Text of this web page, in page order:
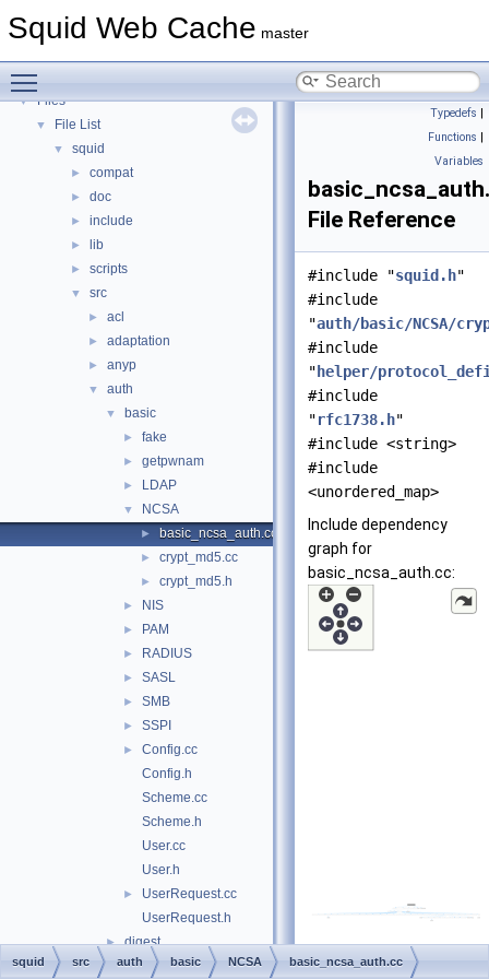
Squid Web Cache master
► Topics
►
▼ Files
▼ File List
▼ squid
► compat
► doc
► include
► lib
► scripts
▼ src
► acl
► adaptation
► anyp
▼ auth
▼ basic
► fake
► getpwnam
► LDAP
▼ NCSA
► basic_ncsa_auth.cc
► crypt_md5.cc
► crypt_md5.h
► NIS
► PAM
► RADIUS
► SASL
► SMB
► SSPI
►
Config.cc
Config.h
Scheme.cc
Scheme.h
User.cc
User.h
►
UserRequest.cc
UserRequest.h
► digest
► negotiate
Typedefs |
Functions |
Variables
File Reference
#include "squid.h"
#include
"auth/basic/NCSA/
#include
" helper/
#include
"rfc1738.h"
#include <string>
#include
<unordered_map>
Include dependency
graph for
basic_ncsa_auth.cc:
squid src auth basic NCSA basic_ncsa_auth.cc